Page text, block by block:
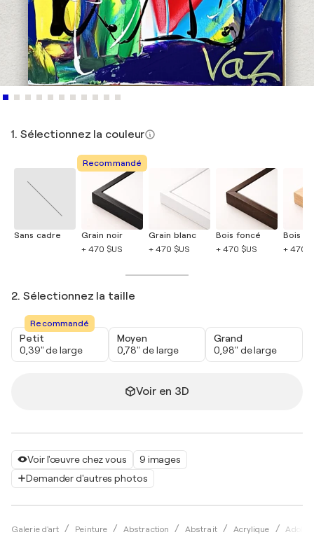
Voir l'œuvre chez vous
9 images
Demander d'autres photos
Galerie d'art Peinture Abstraction Abstrait Acrylique Adolfo
1. Sélectionnez la couleur
Sans cadre
Recommandé
Grain noir
+ 470 $US
Grain blanc
+ 470 $US
Bois foncé
+ 470 $US
Bois
+ 470
2. Sélectionnez la taille
Recommandé
Petit
0,39" de large
Moyen
0,78" de large
Grand
0,98" de large
Voir en 3D